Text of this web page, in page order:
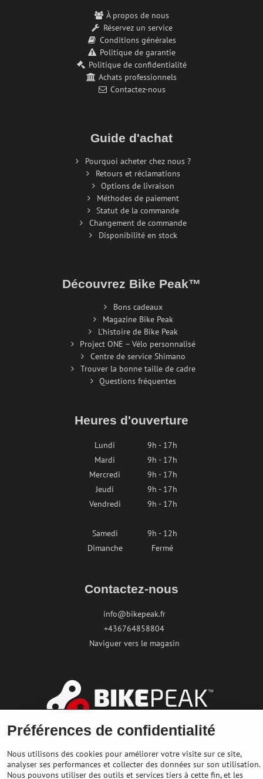
À propos de nous
Réservez un service
Conditions générales
Politique de garantie
Politique de confidentialité
Achats professionnels
Contactez-nous
Guide d'achat
Pourquoi acheter chez nous ?
Retours et réclamations
Options de livraison
Méthodes de paiement
Statut de la commande
Changement de commande
Disponibilité en stock
Découvrez Bike Peak™
Bons cadeaux
Magazine Bike Peak
L'histoire de Bike Peak
Project ONE – Vélo personnalisé
Centre de service Shimano
Trouver la bonne taille de cadre
Questions fréquentes
Heures d'ouverture
Lundi
9h - 17h
Mardi
9h - 17h
Mercredi
9h - 17h
Jeudi
9h - 17h
Vendredi
9h - 17h
Samedi
9h - 12h
Dimanche
Fermé
Contactez-nous
info@bikepeak.fr
+436764858804
Naviguer vers le magasin
©2026Copyright
Préférences en matière de confidentialité
Préférences de confidentialité
Nous utilisons des cookies pour améliorer votre visite sur ce site,
analyser ses performances et collecter des données sur son utilisation.
Nous pouvons utiliser des outils et services tiers à cette fin, et les